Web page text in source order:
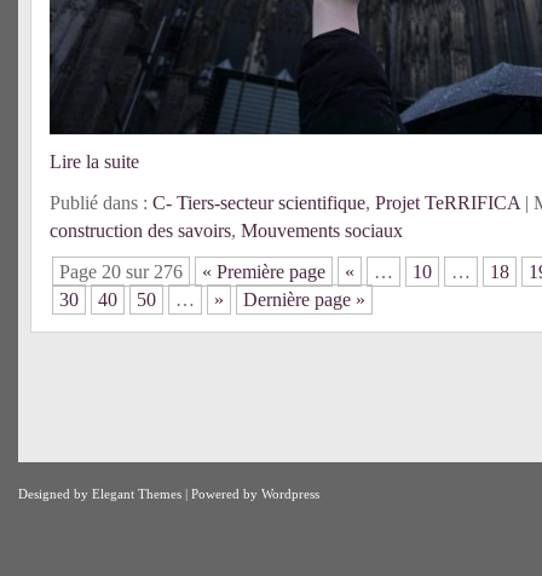
Lire la suite
Publié dans : C- Tiers-secteur scientifique, Projet TeRRIFICA |
construction des savoirs, Mouvements sociaux
Page 20 sur 276
« Première page « … 10 … 18
30
40 50 … » Dernière page »
Designed by Elegant Themes | Powered by Wordpress